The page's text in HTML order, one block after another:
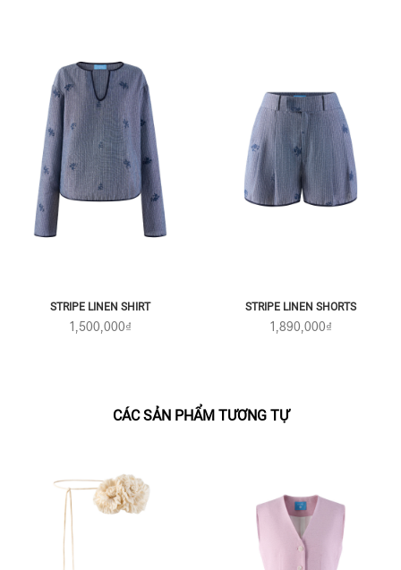
STRIPE LINEN SHIRT
1,500,000₫
STRIPE LINEN SHORTS
1,890,000₫
CÁC SẢN PHẨM TƯƠNG TỰ